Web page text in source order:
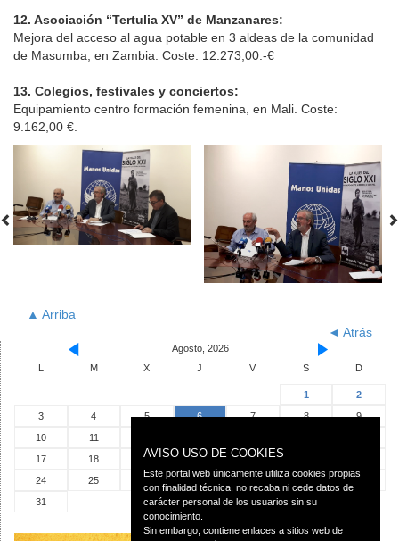
12. Asociación “Tertulia XV” de Manzanares:
Mejora del acceso al agua potable en 3 aldeas de la comunidad
de Masumba, en Zambia. Coste: 12.273,00.-€
13. Colegios, festivales y conciertos:
Equipamiento centro formación femenina, en Mali. Coste:
9.162,00 €.
▲ Arriba
◄ Atrás
Agosto, 2026
M X J V S D
1
2
3
4 5 6 7 8
9
10
11
17
18 19 20 21
24
25
31
AVISO USO DE COOKIES
Este portal web únicamente utiliza cookies propias
con finalidad técnica, no recaba ni cede datos de
carácter personal de los usuarios sin su
conocimiento.
Sin embargo, contiene enlaces a sitios web de